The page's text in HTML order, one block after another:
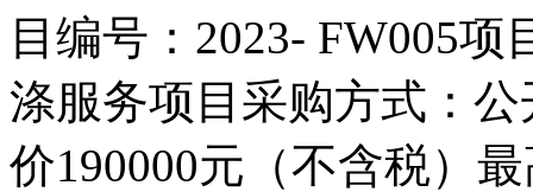
目编号：2023- FW005
涤服务项目采购方式：
价190000元（不含税）